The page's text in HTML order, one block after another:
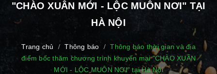
"CHÀO XUÂN MỚI - LỘC MUÔN NƠI" TẠI
HÀ NỘI
Trang chủ / Thông báo /
Thông báo thời gian và địa
điểm bốc thăm chương trình khuyến mại "CHÀO XUÂN
MỚI - LỘC MUÔN NƠI" tại Hà Nội